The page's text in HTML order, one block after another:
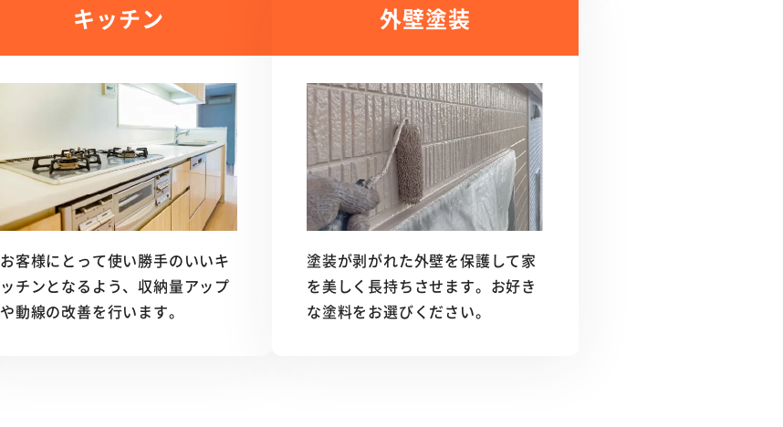
キッチン
お客様にとって使い勝手のいいキ
ッチンとなるよう、収納量アップ
や動線の改善を行います。
外壁塗装
塗装が剥がれた外壁を保護して家
を美しく長持ちさせます。お好き
な塗料をお選びください。